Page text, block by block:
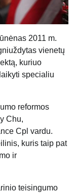
2011 m.
vienetų
kuriuo
specialiu
reformos
Chu,
Cpl vardu.
kuris taip pat
ir
teisingumo